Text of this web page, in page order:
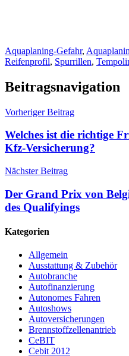
Aquaplaning-Gefahr,
Reifenprofil, Spurrillen,
Beitragsnavigation
Vorheriger Beitrag
Welches ist die richtige
Kfz-Versicherung?
Nächster Beitrag
Der Grand Prix von
des Qualifyings
Kategorien
Allgemein
Ausstattung & Zubehör
Autobranche
Autofinanzierung
Autonomes Fahren
Autoshows
Autoversicherungen
Brennstoffzellenantrieb
CeBIT
Cebit 2012